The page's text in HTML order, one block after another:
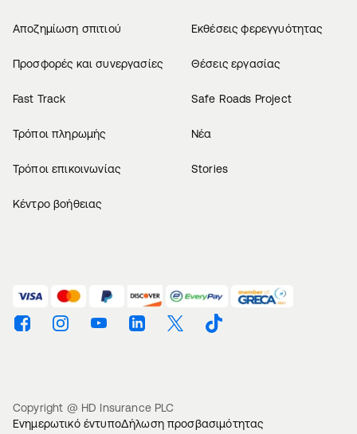
Αποζημίωση σπιτιού
Προσφορές και συνεργασίες
Fast Track
Τρόποι πληρωμής
Τρόποι επικοινωνίας
Κέντρο βοήθειας
Εκθέσεις φερεγγυότητας
Θέσεις εργασίας
Safe Roads Project
Νέα
Stories
Βρείτε μας στο Facebook
Βρείτε μας στο Instagram
Βρείτε μας στο Youtube
Βρείτε μας στο Linkedin
Βρείτε μας στο Twitter
Βρείτε μας στο TikTok
Copyright @ HD Insurance PLC
Ενημερωτικό έντυποΔήλωση προσβασιμότητας